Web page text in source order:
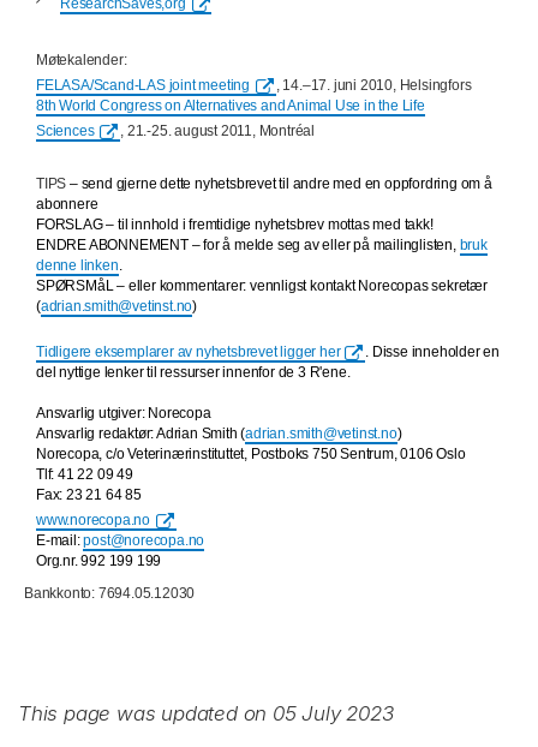
ResearchSaves,org
Møtekalender:
FELASA/Scand-LAS joint meeting
, 14.–17. juni 2010, Helsingfors
8th World Congress on Alternatives and Animal Use in the Life
Sciences
, 21.-25. august 2011, Montréal
TIPS – send gjerne dette nyhetsbrevet til andre med en oppfordring om å
abonnere
FORSLAG– til innhold i fremtidige nyhetsbrev mottas med takk!
ENDRE ABONNEMENT – for å melde seg av eller på mailinglisten, bruk
denne linken.
SPØRSMåL – eller kommentarer: vennligst kontakt Norecopas sekretær
(adrian.smith@vetinst.no)
Tidligere eksemplarer av nyhetsbrevet ligger her
. Disse inneholder en
del nyttige lenker til ressurser innenfor de 3 R'ene.
Ansvarlig utgiver: Norecopa
Ansvarlig redaktør: Adrian Smith (adrian.smith@vetinst.no)
Norecopa, c/o Veterinærinstituttet, Postboks 750 Sentrum, 0106 Oslo
Tlf: 41 22 09 49
Fax: 23 21 64 85
www.norecopa.no
E-mail:post@norecopa.no
Org.nr. 992 199 199
Bankkonto: 7694.05.12030
This page was updated on 05 July 2023